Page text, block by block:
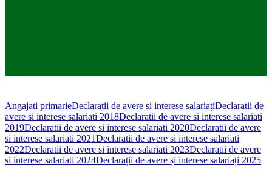
Angajati primarieDeclarații de avere și interese salariațiDeclaratii de
avere si interese salariati 2018Declaratii de avere si interese salariati
2019Declaratii de avere si interese salariati 2020Declaratii de avere
si interese salariati 2021Declaratii de avere si interese salariati
2022Declaratii de avere si interese salariati 2023Declaratii de avere
si interese salariati 2024Declarații de avere și interese salariați 2025